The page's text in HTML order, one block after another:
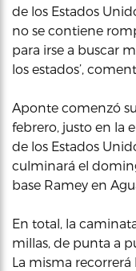
de los Estados
no se contiene
para irse a buscar
los estados’,
Aponte comenzó
febrero, justo en la
de los Estados
culminará el
base Ramey en
En total, la
millas, de punta a
La misma recorrerá